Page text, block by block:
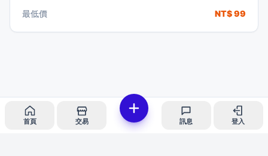
最低價
NT$ 99
首頁 交易 訊息 登入